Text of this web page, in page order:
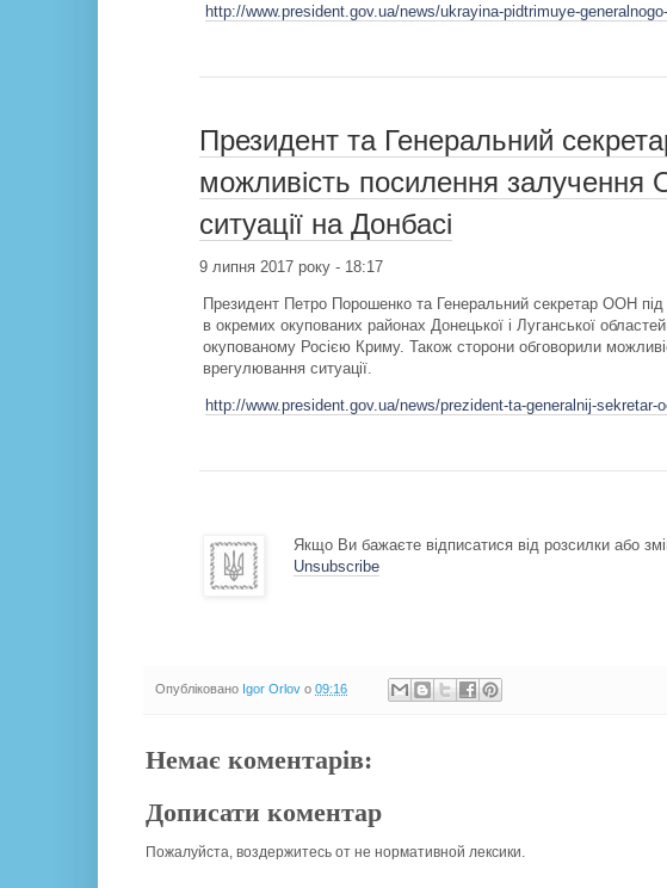
http://www.president.gov.ua/news/ukrayina-pidtrimuye-
Президент та Генеральний
можливість посилення залучення
ситуації на Донбасі
9 липня 2017 року - 18:17
Президент Петро Порошенко та Генеральний секретар ООН під
в окремих окупованих районах Донецької і Луганської
окупованому Росією Криму. Також сторони обговорили
врегулювання ситуації.
http://www.president.gov.ua/news/prezident-ta-generalnij-sekretar-
Якщо Ви бажаєте відписатися від розсилки або
Unsubscribe
Опубліковано Igor Orlov о 09:16
Немає коментарів:
Дописати коментар
Пожалуйста, воздержитесь от не нормативной лексики.